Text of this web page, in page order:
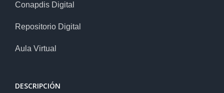
Conapdis Digital
Repositorio Digital
Aula Virtual
DESCRIPCIÓN